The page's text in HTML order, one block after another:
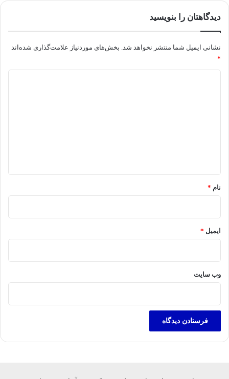
دیدگاهتان را بنویسید
نشانی ایمیل شما منتشر نخواهد شد. بخش‌های موردنیاز علامت‌گذاری شده‌اند
*
نام *
ایمیل *
وب‌ سایت